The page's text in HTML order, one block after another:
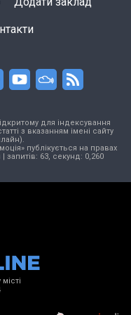
для індексування
з вказанням імені сайту
публікується на правах
| запитів: 63, секунд: 0,260